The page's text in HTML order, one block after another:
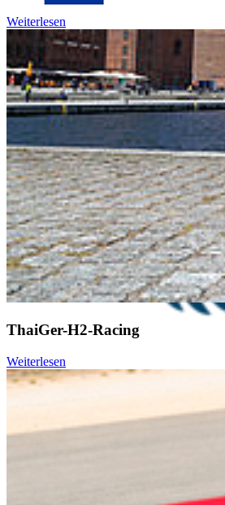
Weiterlesen
ThaiGer-H2-Racing
Weiterlesen